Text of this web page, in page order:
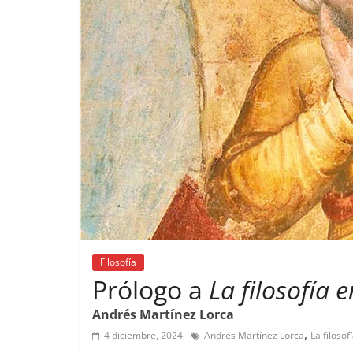
Filosofía
Prólogo a La filosofía
Andrés Martínez Lorca
4 diciembre, 2024 Andrés Martínez Lorca, La